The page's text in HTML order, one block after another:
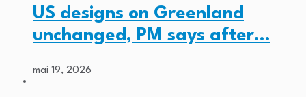
US designs on Greenland
unchanged, PM says after…
mai 19, 2026